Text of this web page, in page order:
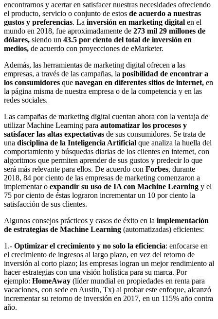
encontrarnos y acertar en satisfacer nuestras necesidades ofreciendo
el producto, servicio o conjunto de estos de acuerdo a nuestras
gustos y preferencias. La inversión en marketing digital en el
mundo en 2018, fue aproximadamente de 273 mil 29 millones de
dólares, siendo un 43.5 por ciento del total de inversión en
medios, de acuerdo con proyecciones de eMarketer.
Además, las herramientas de marketing digital ofrecen a las
empresas, a través de las campañas, la posibilidad de encontrar a
los consumidores que navegan en diferentes sitios de internet, en
la página misma de nuestra empresa o de la competencia y en las
redes sociales.
Las campañas de marketing digital cuentan ahora con la ventaja de
utilizar Machine Learning para automatizar los procesos y
satisfacer las altas expectativas de sus consumidores. Se trata de
una disciplina de la Inteligencia Artificial que analiza la huella del
comportamiento y búsquedas diarias de los clientes en internet, con
algoritmos que permiten aprender de sus gustos y predecir lo que
será más relevante para ellos. De acuerdo con Forbes, durante
2018, 84 por ciento de las empresas de marketing comenzaron a
implementar o expandir su uso de IA con Machine Learning y el
75 por ciento de éstas lograron incrementar un 10 por ciento la
satisfacción de sus clientes.
Algunos consejos prácticos y casos de éxito en la implementación
de estrategias de Machine Learning (automatizadas) eficientes:
1.- Optimizar el crecimiento y no solo la eficiencia: enfocarse en
el crecimiento de ingresos al largo plazo, en vez del retorno de
inversión al corto plazo; las empresas logran un mejor rendimiento al
hacer estrategias con una visión holística para su marca. Por
ejemplo: HomeAway (líder mundial en propiedades en renta para
vacaciones, con sede en Austin, Tx) al probar este enfoque, alcanzó
incrementar su retorno de inversión en 2017, en un 115% año contra
año.